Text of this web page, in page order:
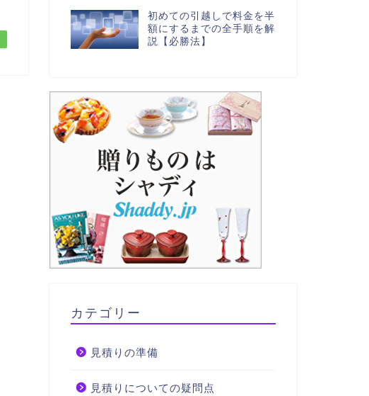
初めての引越しで料金を半
額にするまでの全手順を解
説【必勝法】
カテゴリー
見積りの準備
見積りについての疑問点